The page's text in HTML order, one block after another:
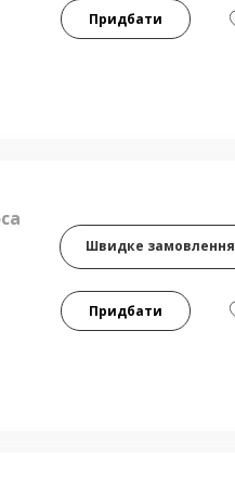
Придбати
Швидке замовлення
Придбати